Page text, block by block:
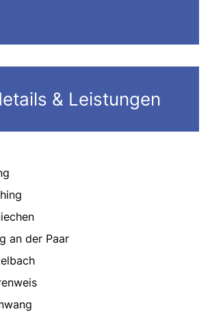
& Leistungen
an der Paar